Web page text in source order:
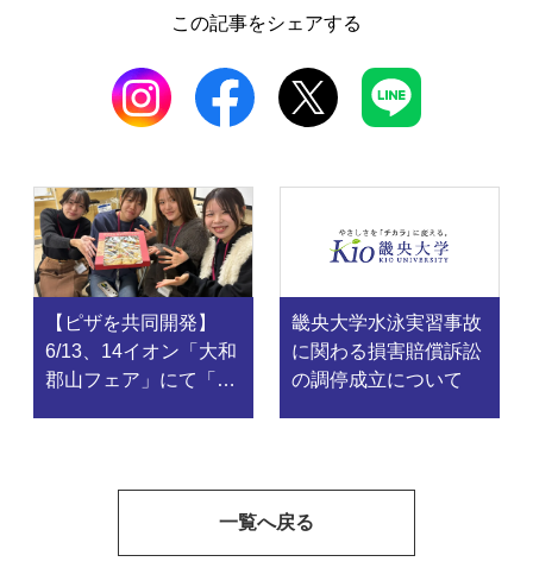
この記事をシェアする
畿央大学水泳実習事故
に関わる損害賠償訴訟
の調停成立について
【ピザを共同開発】
6/13、14イオン「大和
郡山フェア」にて「大
一覧へ戻る